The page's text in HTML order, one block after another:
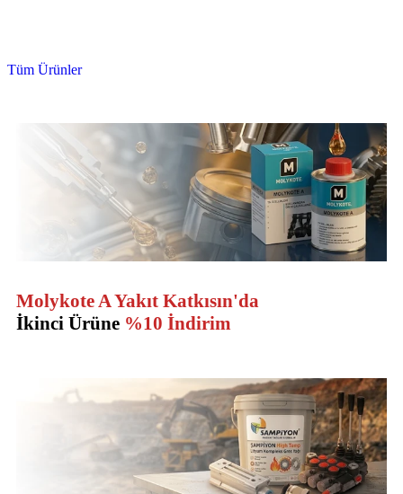
Tüm Ürünler
Molykote A Yakıt Katkısın'da
İkinci Ürüne %10 İndirim